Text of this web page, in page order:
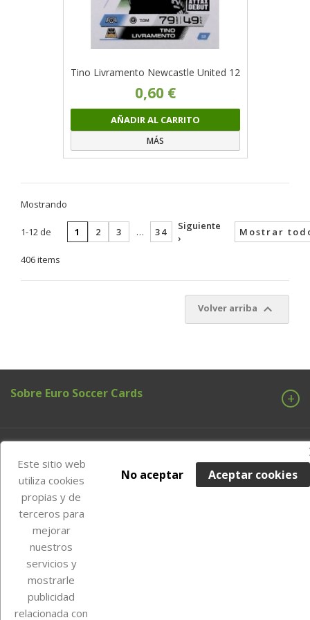
Tino Livramento Newcastle United 12
0,60 €
AÑADIR AL CARRITO
MÁS
Mostrando
1-12 de
406 items
1 2 3 … 34
Siguiente
›
Mostrar
Volver arriba 
Sobre Euro Soccer Cards
Información de la tienda
InstagramTikTok
Este sitio web
utiliza cookies
propias y de
terceros para
mejorar
nuestros
servicios y
mostrarle
publicidad
relacionada con
Aceptar cookies
No aceptar